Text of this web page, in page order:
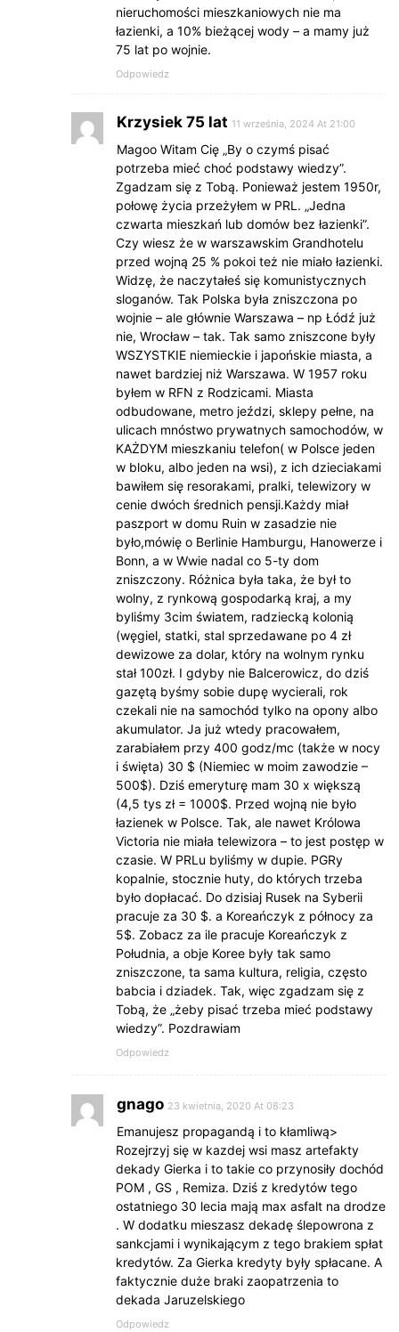
nieruchomości mieszkaniowych nie ma
łazienki, a 10% bieżącej wody – a mamy już
75 lat po wojnie.
Odpowiedz
Krzysiek 75 lat 11 września, 2024 At 21:00
Magoo Witam Cię „By o czymś pisać
potrzeba mieć choć podstawy wiedzy”.
Zgadzam się z Tobą. Ponieważ jestem 1950r,
połowę życia przeżyłem w PRL. „Jedna
czwarta mieszkań lub domów bez łazienki”.
Czy wiesz że w warszawskim Grandhotelu
przed wojną 25 % pokoi też nie miało łazienki.
Widzę, że naczytałeś się komunistycznych
sloganów. Tak Polska była zniszczona po
wojnie – ale głównie Warszawa – np Łódź już
nie, Wrocław – tak. Tak samo zniszcone były
WSZYSTKIE niemieckie i japońskie miasta, a
nawet bardziej niż Warszawa. W 1957 roku
byłem w RFN z Rodzicami. Miasta
odbudowane, metro jeździ, sklepy pełne, na
ulicach mnóstwo prywatnych samochodów, w
KAŻDYM mieszkaniu telefon( w Polsce jeden
w bloku, albo jeden na wsi), z ich dzieciakami
bawiłem się resorakami, pralki, telewizory w
cenie dwóch średnich pensji.Każdy miał
paszport w domu Ruin w zasadzie nie
było,mówię o Berlinie Hamburgu, Hanowerze i
Bonn, a w Wwie nadal co 5-ty dom
zniszczony. Różnica była taka, że był to
wolny, z rynkową gospodarką kraj, a my
byliśmy 3cim światem, radziecką kolonią
(węgiel, statki, stal sprzedawane po 4 zł
dewizowe za dolar, który na wolnym rynku
stał 100zł. I gdyby nie Balcerowicz, do dziś
gazętą byśmy sobie dupę wycierali, rok
czekali nie na samochód tylko na opony albo
akumulator. Ja już wtedy pracowałem,
zarabiałem przy 400 godz/mc (także w nocy
i święta) 30 $ (Niemiec w moim zawodzie –
500$). Dziś emeryturę mam 30 x większą
(4,5 tys zł = 1000$. Przed wojną nie było
łazienek w Polsce. Tak, ale nawet Królowa
Victoria nie miała telewizora – to jest postęp w
czasie. W PRLu byliśmy w dupie. PGRy
kopalnie, stocznie huty, do których trzeba
było dopłacać. Do dzisiaj Rusek na Syberii
pracuje za 30 $. a Koreańczyk z północy za
5$. Zobacz za ile pracuje Koreańczyk z
Południa, a obje Koree były tak samo
zniszczone, ta sama kultura, religia, często
babcia i dziadek. Tak, więc zgadzam się z
Tobą, że „żeby pisać trzeba mieć podstawy
wiedzy”. Pozdrawiam
Odpowiedz
gnago 23 kwietnia, 2020 At 08:23
Emanujesz propagandą i to kłamliwą>
Rozejrzyj się w kazdej wsi masz artefakty
dekady Gierka i to takie co przynosiły dochód
POM , GS , Remiza. Dziś z kredytów tego
ostatniego 30 lecia mają max asfalt na drodze
. W dodatku mieszasz dekadę ślepowrona z
sankcjami i wynikającym z tego brakiem spłat
kredytów. Za Gierka kredyty były spłacane. A
faktycznie duże braki zaopatrzenia to
dekada Jaruzelskiego
Odpowiedz